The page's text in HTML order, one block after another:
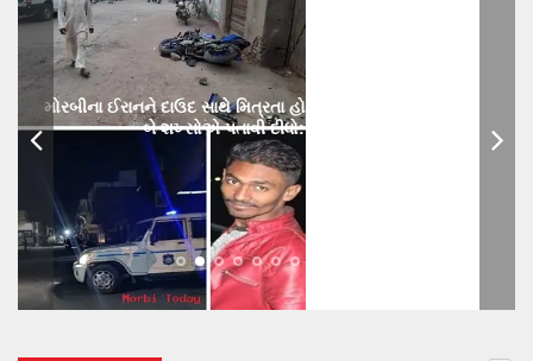
મોરબીના ઈરાનને દાઉદ સાથે મિત્રતા હોય છાતીમાં છરીનો ઘા ઝીકિને
બે શખ્સોએ પતાવી દીધો: ગુનો નોંધાયો